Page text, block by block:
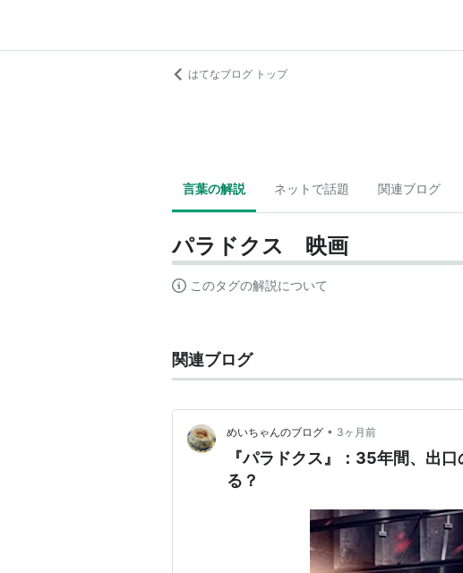
はてなブログ トップ
言葉の解説 ネットで話題 関連ブログ
パラドクス 映画
このタグの解説について
関連ブログ
めいちゃんのブログ • 3ヶ月前
『パラドクス』：35年間、出
る？